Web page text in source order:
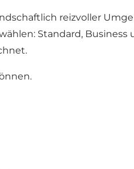
reizvoller
Standard, Business